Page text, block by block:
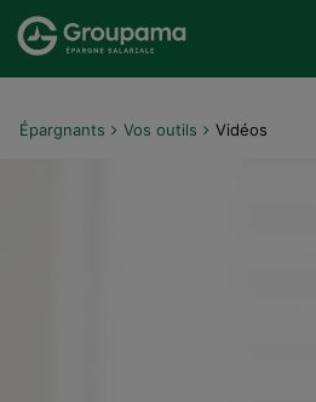
Aller au menu
Aller au contenu
Épargnants Vos outils Vidéos